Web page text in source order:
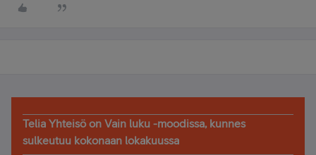
Telia Yhteisö on Vain luku -moodissa, kunnes
sulkeutuu kokonaan lokakuussa